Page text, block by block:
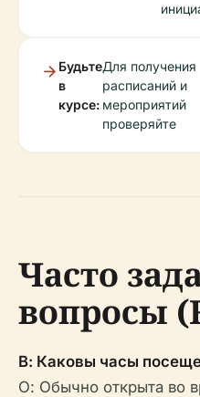
Будьте
в
курсе:
Для получения
расписаний и
мероприятий
проверяйте
Часто
вопросы
В: Каковы часы
О: Обычно открыта во